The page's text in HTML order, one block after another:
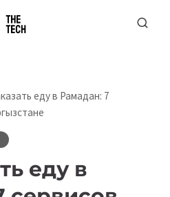
еду в Рамадан: 7
еду в